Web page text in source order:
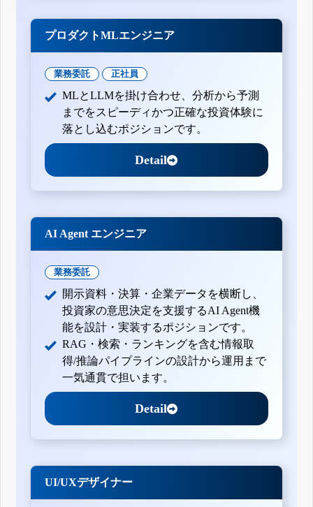
プロダクトMLエンジニア
業務委託 正社員
MLとLLMを掛け合わせ、分析から予測
までをスピーディかつ正確な投資体験に
落とし込むポジションです。
Detail
AI Agent エンジニア
業務委託
開示資料・決算・企業データを横断し、
投資家の意思決定を支援するAI Agent機
能を設計・実装するポジションです。
RAG・検索・ランキングを含む情報取
得/推論パイプラインの設計から運用まで
一気通貫で担います。
Detail
UI/UXデザイナー